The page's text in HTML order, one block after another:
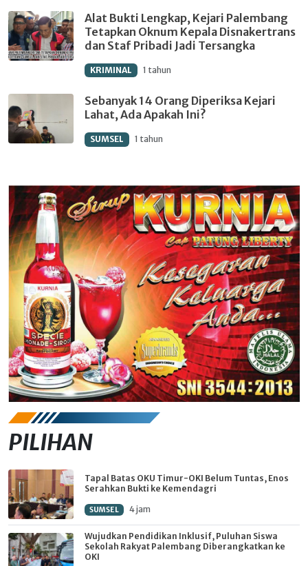
Alat Bukti Lengkap, Kejari Palembang
Tetapkan Oknum Kepala Disnakertrans
dan Staf Pribadi Jadi Tersangka
KRIMINAL 1 tahun
Sebanyak 14 Orang Diperiksa Kejari
Lahat, Ada Apakah Ini?
SUMSEL 1 tahun
PILIHAN
Tapal Batas OKU Timur-OKI Belum Tuntas, Enos
Serahkan Bukti ke Kemendagri
SUMSEL 4 jam
Wujudkan Pendidikan Inklusif, Puluhan Siswa
Sekolah Rakyat Palembang Diberangkatkan ke
OKI